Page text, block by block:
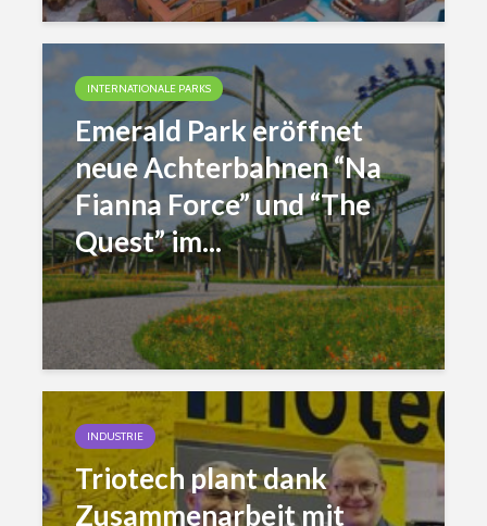
INTERNATIONALE PARKS
Emerald Park eröffnet
neue Achterbahnen “Na
Fianna Force” und “The
Quest” im...
INDUSTRIE
Triotech plant dank
Zusammenarbeit mit